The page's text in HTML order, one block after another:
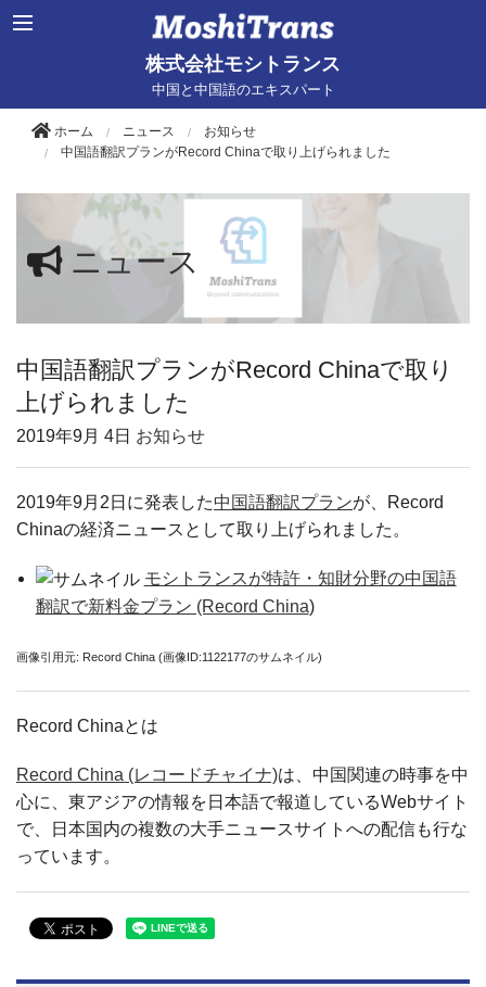
株式会社モシトランス
中国と中国語のエキスパート
ホーム ニュース
お知らせ
中国語翻訳プランがRecord Chinaで取り上げられました
ニュース
中国語翻訳プランがRecord Chinaで取り
上げられました
2019年9月 4日 お知らせ
2019年9月2日に発表した中国語翻訳プランが、Record
Chinaの経済ニュースとして取り上げられました。
モシトランスが特許・知財分野の中国語
翻訳で新料金プラン (Record China)
画像引用元: Record China (画像ID:1122177のサムネイル)
Record Chinaとは
Record China (レコードチャイナ)は、中国関連の時事を中
心に、東アジアの情報を日本語で報道しているWebサイト
で、日本国内の複数の大手ニュースサイトへの配信も行な
っています。